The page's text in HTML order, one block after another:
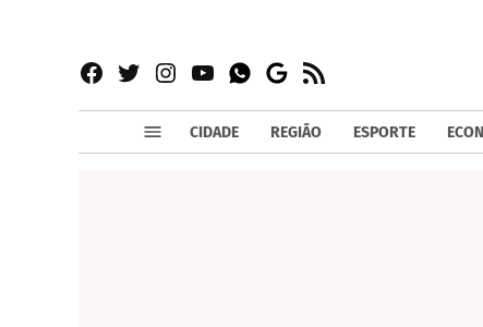
Facebook
TwitterInstagram
YouTubeWhatsapp
Google
News
RSS
CIDADE REGIÃO ESPORTE